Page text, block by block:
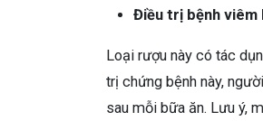
Điều trị bệnh viêm
Loại rượu này có tác
trị chứng bệnh này,
sau mỗi bữa ăn. Lưu ý,